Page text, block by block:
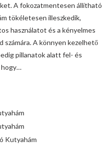
A fokozatmentesen állítható
tökéletesen illeszkedik,
használatot és a kényelmes
számára. A könnyen kezelhető
pillanatok alatt fel- és
hogy…